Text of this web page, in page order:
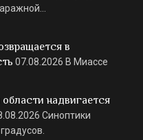
в
07.08.2026 В Миассе
надвигается
Синоптики